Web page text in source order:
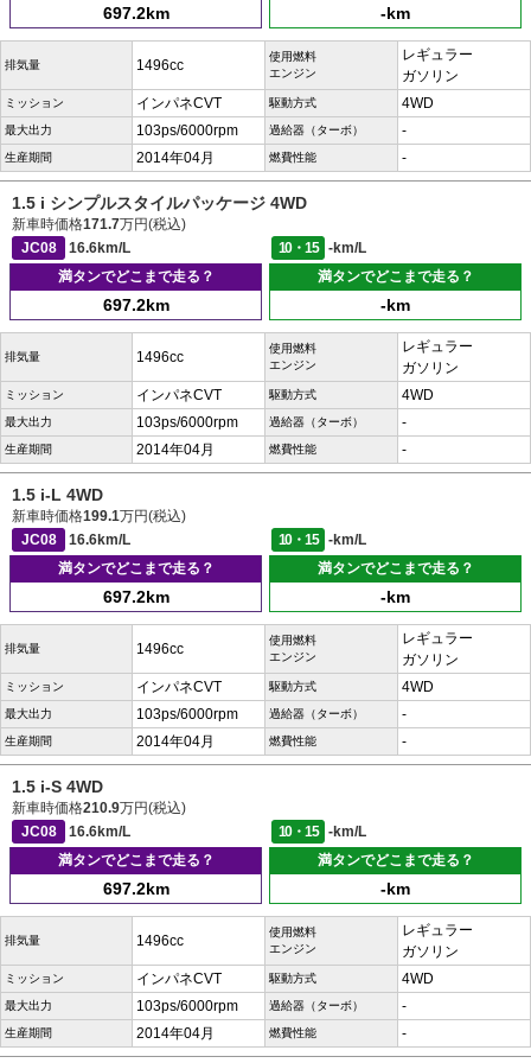
697.2km -km
排気量 1496cc
使用燃料
エンジン
レギュラー
ガソリン
ミッション インパネCVT 駆動方式 4WD
最大出力 103ps/6000rpm 過給器（ターボ） -
生産期間 2014年04月 燃費性能 -
1.5 i シンプルスタイルパッケージ 4WD
新車時価格171.7万円(税込)
JC08
16.6km/L 10・15
-km/L
満タンでどこまで走る？
697.2km
満タンでどこまで走る？
-km
排気量 1496cc
使用燃料
エンジン
レギュラー
ガソリン
ミッション インパネCVT 駆動方式 4WD
最大出力 103ps/6000rpm 過給器（ターボ） -
生産期間 2014年04月 燃費性能 -
1.5 i-L 4WD
新車時価格199.1万円(税込)
JC08
16.6km/L 10・15
-km/L
満タンでどこまで走る？
697.2km
満タンでどこまで走る？
-km
排気量 1496cc
使用燃料
エンジン
レギュラー
ガソリン
ミッション インパネCVT 駆動方式 4WD
最大出力 103ps/6000rpm 過給器（ターボ） -
生産期間 2014年04月 燃費性能 -
1.5 i-S 4WD
新車時価格210.9万円(税込)
JC08
16.6km/L 10・15
-km/L
満タンでどこまで走る？
697.2km
満タンでどこまで走る？
-km
排気量 1496cc
使用燃料
エンジン
レギュラー
ガソリン
ミッション インパネCVT 駆動方式 4WD
最大出力 103ps/6000rpm 過給器（ターボ） -
生産期間 2014年04月 燃費性能 -